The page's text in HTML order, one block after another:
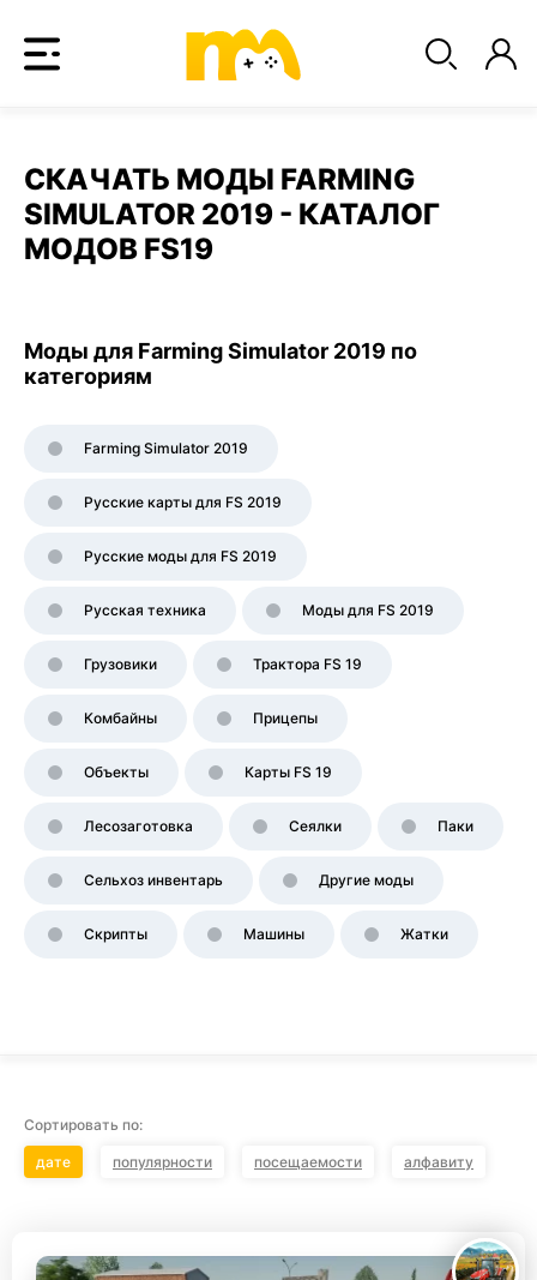
СКАЧАТЬ МОДЫ FARMING
SIMULATOR 2019 - КАТАЛОГ
МОДОВ FS19
Моды для Farming Simulator 2019 по
категориям
Farming Simulator 2019
Русские карты для FS 2019
Русские моды для FS 2019
Русская техника Моды для FS 2019
Грузовики Трактора FS 19
Комбайны Прицепы
Объекты Карты FS 19
Лесозаготовка Сеялки Паки
Сельхоз инвентарь Другие моды
Скрипты Машины Жатки
Сортировать по:
дате популярности посещаемости алфавиту